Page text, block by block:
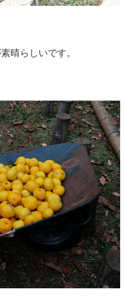
晴らしいです。